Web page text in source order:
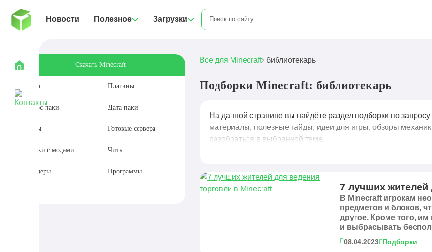
Новости Полезное Загрузки
Скачать Minecraft
Моды Плагины
Ресурс-паки Дата-паки
Карты Готовые сервера
Сборки с модами Читы
Шейдеры Программы
Сиды
Все для Minecraft библиотекарь
Подборки Minecraft: библиотекарь
На данной странице вы найдёте раздел подборки по запросу
материалы, полезные гайды, идеи для игры, обзоры
разобраться в выбранной теме.
7 лучших жителей
В Minecraft игрокам
предметов и блоков,
другое. Кроме того,
и выбрасывать
08.04.2023 Подборки